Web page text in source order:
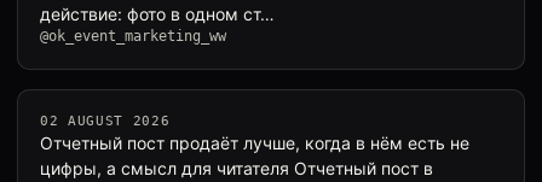
действие: фото в одном ст…
@ok_event_marketing_ww
02 AUGUST 2026
Отчетный пост продаёт лучше, когда в нём есть не
цифры, а смысл для читателя Отчетный пост в